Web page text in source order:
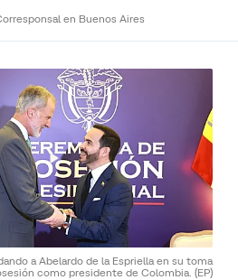
en Buenos Aires
a Abelardo de la Espriella en su toma
como presidente de Colombia. (EP)